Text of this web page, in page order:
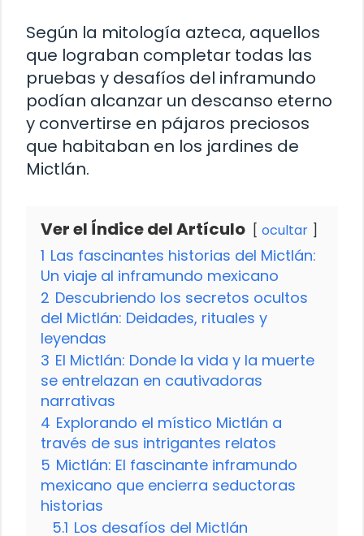
Según la mitología azteca, aquellos
que lograban completar todas las
pruebas y desafíos del inframundo
podían alcanzar un descanso eterno
y convertirse en pájaros preciosos
que habitaban en los jardines de
Mictlán.
Ver el Índice del Artículo ocultar
1 Las fascinantes historias del Mictlán:
Un viaje al inframundo mexicano
2 Descubriendo los secretos ocultos
del Mictlán: Deidades, rituales y
leyendas
3 El Mictlán: Donde la vida y la muerte
se entrelazan en cautivadoras
narrativas
4 Explorando el místico Mictlán a
través de sus intrigantes relatos
5 Mictlán: El fascinante inframundo
mexicano que encierra seductoras
historias
5.1 Los desafíos del Mictlán